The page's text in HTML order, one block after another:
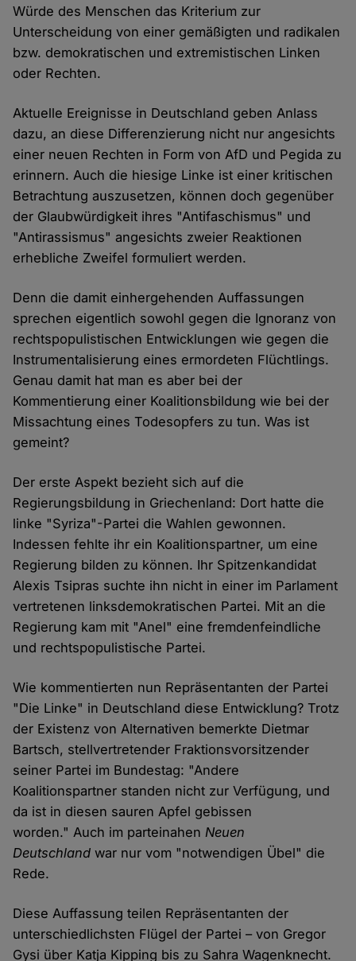
Würde des Menschen das Kriterium zur
Unterscheidung von einer gemäßigten und radikalen
bzw. demokratischen und extremistischen Linken
oder Rechten.
Aktuelle Ereignisse in Deutschland geben Anlass
dazu, an diese Differenzierung nicht nur angesichts
einer neuen Rechten in Form von AfD und Pegida zu
erinnern. Auch die hiesige Linke ist einer kritischen
Betrachtung auszusetzen, können doch gegenüber
der Glaubwürdigkeit ihres "Antifaschismus" und
"Antirassismus" angesichts zweier Reaktionen
erhebliche Zweifel formuliert werden.
Denn die damit einhergehenden Auffassungen
sprechen eigentlich sowohl gegen die Ignoranz von
rechtspopulistischen Entwicklungen wie gegen die
Instrumentalisierung eines ermordeten Flüchtlings.
Genau damit hat man es aber bei der
Kommentierung einer Koalitionsbildung wie bei der
Missachtung eines Todesopfers zu tun. Was ist
gemeint?
Der erste Aspekt bezieht sich auf die
Regierungsbildung in Griechenland: Dort hatte die
linke "Syriza"-Partei die Wahlen gewonnen.
Indessen fehlte ihr ein Koalitionspartner, um eine
Regierung bilden zu können. Ihr Spitzenkandidat
Alexis Tsipras suchte ihn nicht in einer im Parlament
vertretenen linksdemokratischen Partei. Mit an die
Regierung kam mit "Anel" eine fremdenfeindliche
und rechtspopulistische Partei.
Wie kommentierten nun Repräsentanten der Partei
"Die Linke" in Deutschland diese Entwicklung? Trotz
der Existenz von Alternativen bemerkte Dietmar
Bartsch, stellvertretender Fraktionsvorsitzender
seiner Partei im Bundestag: "Andere
Koalitionspartner standen nicht zur Verfügung, und
da ist in diesen sauren Apfel gebissen
worden." Auch im parteinahenNeuen
Deutschland war nur vom "notwendigen Übel" die
Rede.
Diese Auffassung teilen Repräsentanten der
unterschiedlichsten Flügel der Partei – von Gregor
Gysi über Katja Kipping bis zu Sahra Wagenknecht.